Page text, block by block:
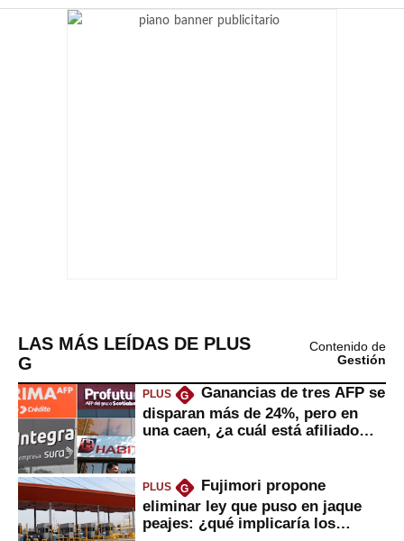
LAS MÁS LEÍDAS DE PLUS
G
Contenido de
Gestión
PLUS G
Ganancias de tres AFP se
disparan más de 24%, pero en
una caen, ¿a cuál está afiliado
PLUS G
Fujimori propone
eliminar ley que puso en jaque
peajes: ¿qué implicaría los